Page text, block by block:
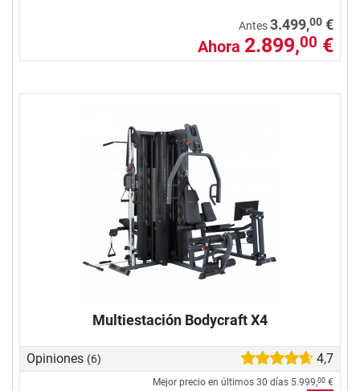
Antes3.499,00 €
Ahora 2.899,00 €
Multiestación Bodycraft X4
Opiniones (6) 4,7
Mejor precio en últimos 30 días 5.999,00 €